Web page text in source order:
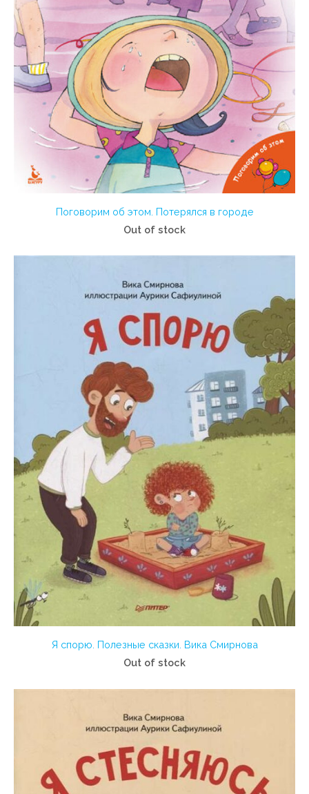
Поговорим об этом. Потерялся в городе
Out of stock
Я спорю. Полезные сказки. Вика Смирнова
Out of stock